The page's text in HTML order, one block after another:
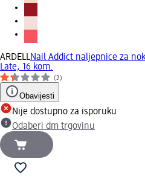
ARDELLNail Addict naljepnice za
Late, 16 kom.
(3)
Obavijesti
Nije dostupno za isporuku
Odaberi dm trgovinu